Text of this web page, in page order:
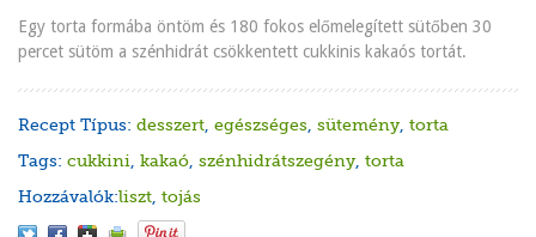
Egy torta formába öntöm és 180 fokos előmelegített sütőben 30
percet sütöm a szénhidrát csökkentett cukkinis kakaós tortát.
Recept Típus:desszert,egészséges,sütemény,torta
Tags:cukkini,kakaó,szénhidrátszegény,torta
Hozzávalók:liszt,tojás